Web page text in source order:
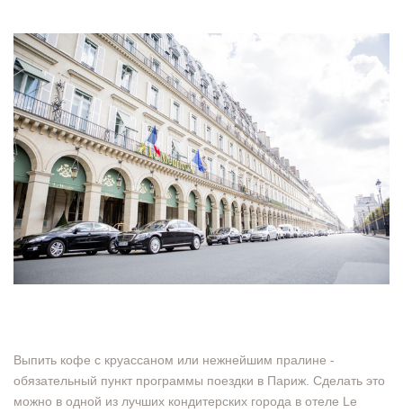
Выпить кофе с круассаном или нежнейшим пралине -
обязательный пункт программы поездки в Париж. Сделать это
можно в одной из лучших кондитерских города в отеле Le